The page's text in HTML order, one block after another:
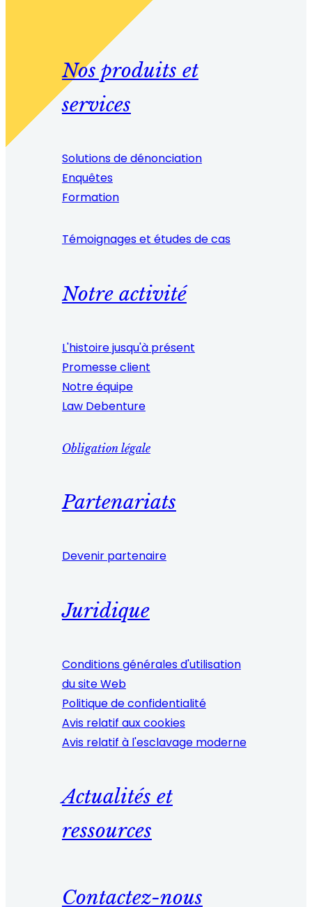
Nos produits et
services
Solutions de dénonciation
Enquêtes
Formation
Témoignages et études de cas
Notre activité
L'histoire jusqu'à présent
Promesse client
Notre équipe
Law Debenture
Obligation légale
Partenariats
Devenir partenaire
Juridique
Conditions générales d'utilisation
du site Web
Politique de confidentialité
Avis relatif aux cookies
Avis relatif à l'esclavage moderne
Actualités et
ressources
Contactez-nous